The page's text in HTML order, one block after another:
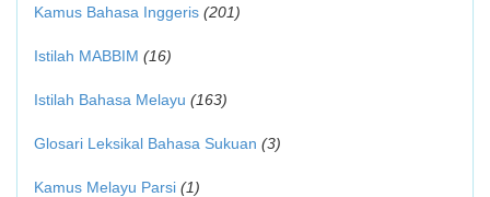
Kamus Bahasa Inggeris (201)
Istilah MABBIM (16)
Istilah Bahasa Melayu (163)
Glosari Leksikal Bahasa Sukuan (3)
Kamus Melayu Parsi (1)